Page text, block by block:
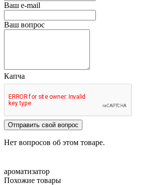
Ваш e-mail
Ваш вопрос
Капча
Отправить свой вопрос
Нет вопросов об этом товаре.
ароматизатор
Похожие товары